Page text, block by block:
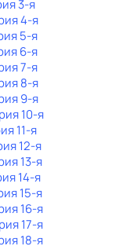
3-я
4-я
5-я
6-я
7-я
8-я
9-я
10-я
11-я
12-я
13-я
14-я
15-я
16-я
17-я
18-я